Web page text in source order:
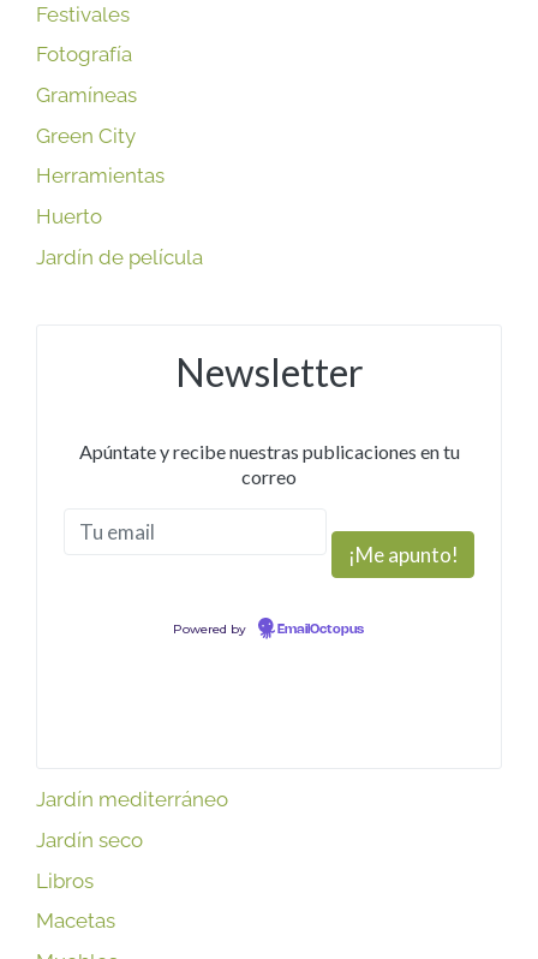
Festivales
Fotografía
Gramíneas
Green City
Herramientas
Huerto
Jardín de película
Newsletter
Apúntate y recibe nuestras publicaciones en tu
correo
Powered by EmailOctopus
Jardín mediterráneo
Jardín seco
Libros
Macetas